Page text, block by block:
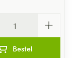
Bestel